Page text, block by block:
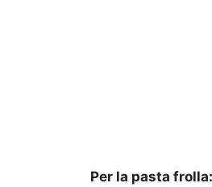
Per la pasta frolla: